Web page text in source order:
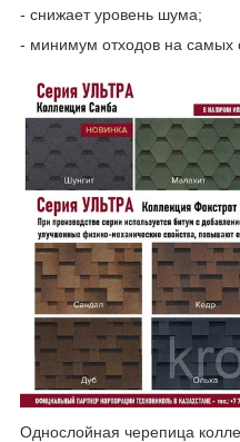
- снижает уровень шума;
- минимум отходов на самых
Однослойная черепица